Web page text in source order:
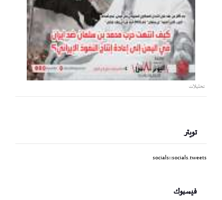
تحليلات
تويتر
socials::socials.tweets
فيسبوك